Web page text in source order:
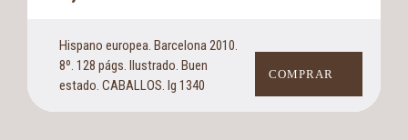
Hispano europea. Barcelona 2010.
8º. 128 págs. Ilustrado. Buen
estado. CABALLOS. Ig 1340
COMPRAR